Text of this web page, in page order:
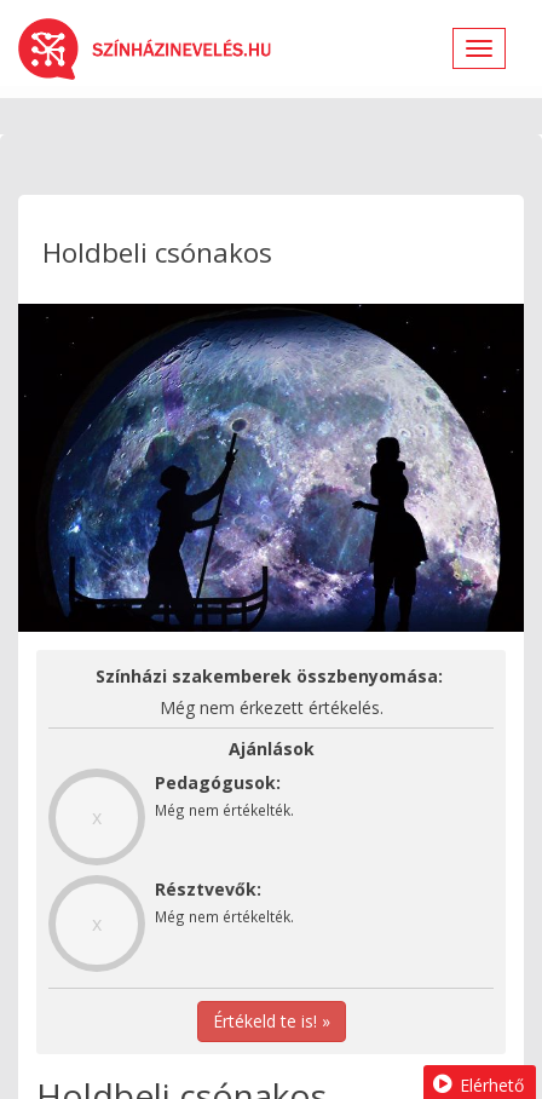
Toggle
Holdbeli csónakos
Színházi szakemberek összbenyomása:
Még nem érkezett értékelés.
Ajánlások
x
Pedagógusok:
Még nem értékelték.
x
Résztvevők:
Még nem értékelték.
Értékeld te is! »
Elérhető